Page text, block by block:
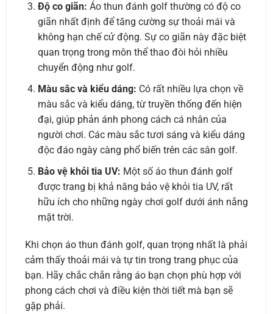
Độ co giãn: Áo thun đánh golf thường có độ co
giãn nhất định để tăng cường sự thoải mái và
không hạn chế cử động. Sự co giãn này đặc biệt
quan trọng trong môn thể thao đòi hỏi nhiều
chuyển động như golf.
Màu sắc và kiểu dáng: Có rất nhiều lựa chọn về
màu sắc và kiểu dáng, từ truyền thống đến hiện
đại, giúp phản ánh phong cách cá nhân của
người chơi. Các màu sắc tươi sáng và kiểu dáng
độc đáo ngày càng phổ biến trên các sân golf.
Bảo vệ khỏi tia UV: Một số áo thun đánh golf
được trang bị khả năng bảo vệ khỏi tia UV, rất
hữu ích cho những ngày chơi golf dưới ánh nắng
mặt trời.
Khi chọn áo thun đánh golf, quan trọng nhất là phải
cảm thấy thoải mái và tự tin trong trang phục của
bạn. Hãy chắc chắn rằng áo bạn chọn phù hợp với
phong cách chơi và điều kiện thời tiết mà bạn sẽ
gặp phải.